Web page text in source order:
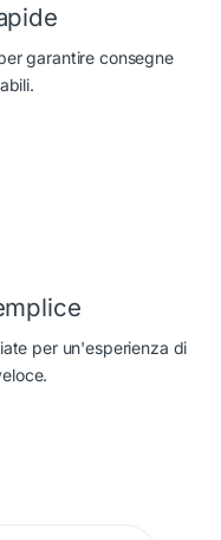
garantire consegne
per un'esperienza di